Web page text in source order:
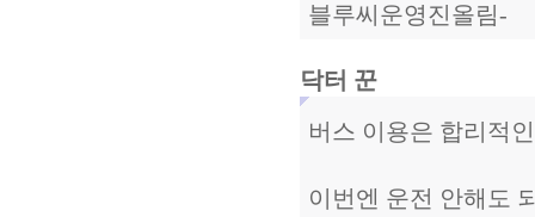
블루씨운영진올림-
닥터 꾼
버스 이용은 합리적
이번엔 운전 안해도